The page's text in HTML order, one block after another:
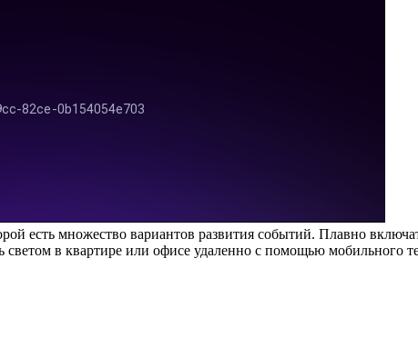
есть множество вариантов развития событий. Плавно
в квартире или офисе удаленно с помощью мобильного